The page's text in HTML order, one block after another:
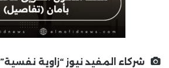
شركاء المفيد نيوز “زاوية نفسية”